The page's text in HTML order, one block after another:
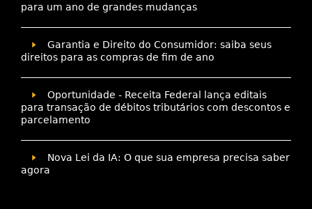
para um ano de grandes mudanças
Garantia e Direito do Consumidor: saiba seus
direitos para as compras de fim de ano
Oportunidade - Receita Federal lança editais
para transação de débitos tributários com descontos e
parcelamento
Nova Lei da IA: O que sua empresa precisa saber
agora